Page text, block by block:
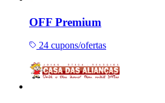
OFF Premium
24 cupons/ofertas